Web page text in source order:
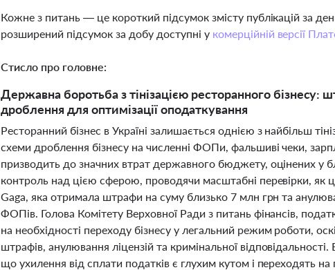
Кожне з питань — це короткий підсумок змісту публікацій за
розширений підсумок за добу доступні у комерційній версії
Стисло про головне:
Державна боротьба з тінізацією ресторанного бізнесу:
дроблення для оптимізації оподаткування
Ресторанний бізнес в Україні залишається однією з найбільш
схеми дроблення бізнесу на численні ФОПи, фальшиві чеки,
призводить до значних втрат державного бюджету, оцінених у
контроль над цією сферою, проводячи масштабні перевірки, як
Gaga, яка отримала штрафи на суму близько 7 млн грн та
ФОПів. Голова Комітету Верховної Ради з питань фінансів,
на необхідності переходу бізнесу у легальний режим роботи,
штрафів, анулювання ліцензій та кримінальної
що ухилення від сплати податків є глухим кутом і переходять на